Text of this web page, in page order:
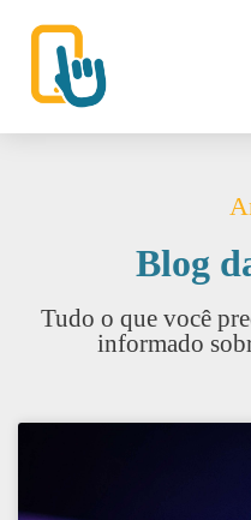
Blog
Tudo o que você
informado